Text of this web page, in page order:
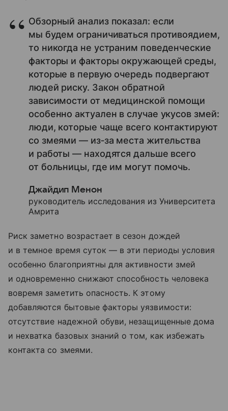
Обзорный анализ показал: если
мы будем ограничиваться противоядием,
то никогда не устраним поведенческие
факторы и факторы окружающей среды,
которые в первую очередь подвергают
людей риску. Закон обратной
зависимости от медицинской помощи
особенно актуален в случае укусов змей:
люди, которые чаще всего контактируют
со змеями — из‑за места жительства
и работы — находятся дальше всего
от больницы, где им могут помочь.
Джайдип Менон
руководитель исследования из Университета
Амрита
Риск заметно возрастает в сезон дождей
и в темное время суток — в эти периоды условия
особенно благоприятны для активности змей
и одновременно снижают способность человека
вовремя заметить опасность. К этому
добавляются бытовые факторы уязвимости:
отсутствие надежной обуви, незащищенные дома
и нехватка базовых знаний о том, как избежать
контакта со змеями.